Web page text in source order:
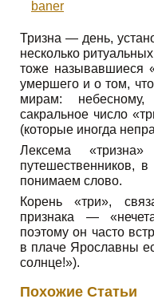
Тризна — день,
несколько
тоже называвшиеся
умершего и о том,
мирам:
сакральное число
(которые иногда
Лексема
путешественников,
понимаем слово.
Корень «три»,
признака —
поэтому он часто
в плаче Ярославны
солнце!»).
Похожие Статьи